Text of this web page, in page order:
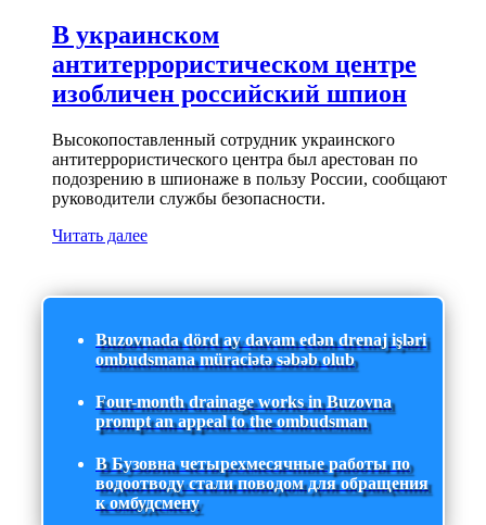
В украинском
антитеррористическом центре
изобличен российский шпион
Высокопоставленный сотрудник украинского
антитеррористического центра был арестован по
подозрению в шпионаже в пользу России, сообщают
руководители службы безопасности.
Читать далее
Buzovnada dörd ay davam edən drenaj işləri
ombudsmana müraciətə səbəb olub
Four-month drainage works in Buzovna
prompt an appeal to the ombudsman
В Бузовна четырехмесячные работы по
водоотводу стали поводом для обращения
к омбудсмену